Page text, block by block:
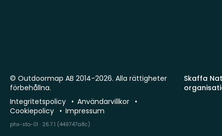
Skaffa
© Outdoormap AB 2014-2026. Alla rättigheter
förbehållna.
Integritetspolicy
Användarvillkor
Cookiepolicy
Impressum
phx-sto-01 · 26.7.1 (449747a8c)